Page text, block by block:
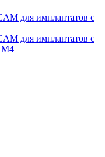
для имплантатов с
для имплантатов с
М4